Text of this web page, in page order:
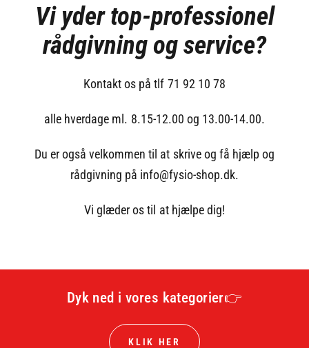
Vi yder top-professionel
rådgivning og service?
Kontakt os på tlf 71 92 10 78
alle hverdage ml. 8.15-12.00 og 13.00-14.00.
Du er også velkommen til at skrive og få hjælp og
rådgivning på info@fysio-shop.dk.
Vi glæder os til at hjælpe dig!
Dyk ned i vores kategorier👉
KLIK HER